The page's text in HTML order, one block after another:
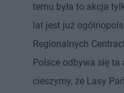
temu była to akcja
lat jest już
Regionalnych
Polsce odbywa się ta
cieszymy, że Lasy